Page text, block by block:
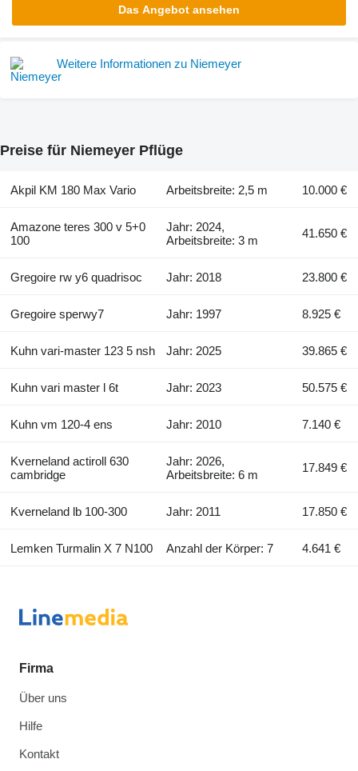
Das Angebot ansehen
Weitere Informationen zu Niemeyer
Preise für Niemeyer Pflüge
Akpil KM 180 Max Vario Arbeitsbreite: 2,5 m 10.000 €
Amazone teres 300 v 5+0
100
Jahr: 2024,
Arbeitsbreite: 3 m
41.650 €
Gregoire rw y6 quadrisoc Jahr: 2018 23.800 €
Gregoire sperwy7 Jahr: 1997 8.925 €
Kuhn vari-master 123 5 nsh Jahr: 2025 39.865 €
Kuhn vari master l 6t Jahr: 2023 50.575 €
Kuhn vm 120-4 ens Jahr: 2010 7.140 €
Kverneland actiroll 630
cambridge
Jahr: 2026,
Arbeitsbreite: 6 m
17.849 €
Kverneland lb 100-300 Jahr: 2011 17.850 €
Lemken Turmalin X 7 N100 Anzahl der Körper: 7 4.641 €
Firma
Über uns
Hilfe
Kontakt